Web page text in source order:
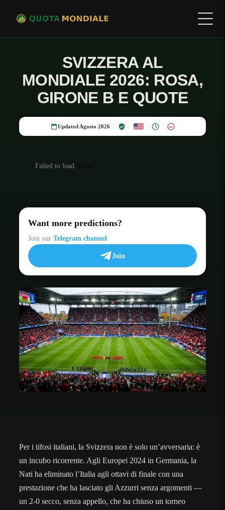
SVIZZERA AL
MONDIALE 2026: ROSA,
GIRONE B E QUOTE
Updated Agosto 2026 18+
Failed to load.
Want more predictions?
Join ourTelegram channel
Join
Per i tifosi italiani, la Svizzera non è solo un’avversaria: è
un incubo ricorrente. Agli Europei 2024 in Germania, la
Nati ha eliminato l’Italia agli ottavi di finale con una
prestazione che ha lasciato gli Azzurri senza argomenti —
un 2-0 secco, senza appello, che ha chiuso un torneo